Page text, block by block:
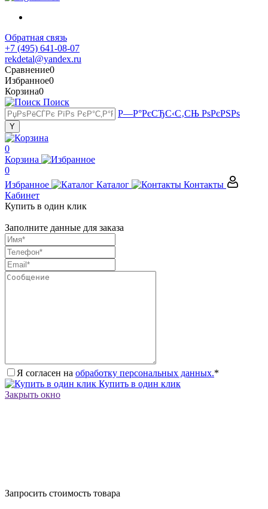
Обратная связь
+7 (495) 641-08-07
rekdetal@yandex.ru
Сравнение0
Избранное0
Корзина0
Поиск
Р—Р°РєСЂС‹С‚СЊ РѕРєРЅРѕ
0
Корзина
0
Избранное
Каталог
Контакты
Кабинет
Купить в один клик
Заполните данные для заказа
Я согласен на обработку персональных данных.*
Купить в один клик
Закрыть окно
Запросить стоимость товара